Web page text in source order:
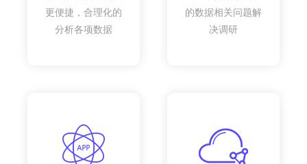
更便捷，合理化的
分析各项数据
的数据相关问题解
决调研